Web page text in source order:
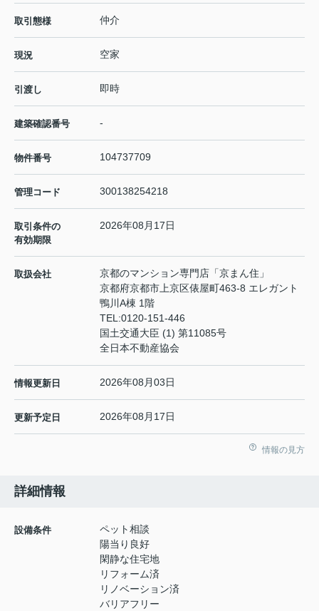
取引態様 仲介
現況 空家
引渡し 即時
建築確認番号 -
物件番号 104737709
管理コード 300138254218
取引条件の
有効期限
2026年08月17日
取扱会社
京都のマンション専門店「京まん住」
京都府京都市上京区俵屋町463-8 エレガント
鴨川A棟 1階
TEL:0120-151-446
国土交通大臣 (1) 第11085号
全日本不動産協会
情報更新日 2026年08月03日
更新予定日 2026年08月17日
情報の見方
詳細情報
設備条件
ペット相談
陽当り良好
閑静な住宅地
リフォーム済
リノベーション済
バリアフリー